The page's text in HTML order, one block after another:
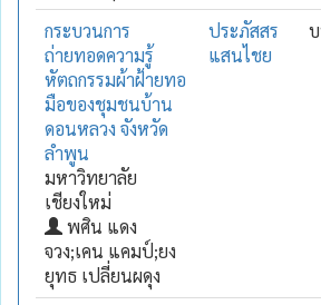
กระบวนการ
ถ่ายทอดความรู้
หัตถกรรมผ้าฝ้ายทอ
มือของชุมชนบ้าน
ดอนหลวง จังหวัด
ลำพูน
มหาวิทยาลัย
เชียงใหม่
พศิน แดง
จวง;เคน แคมป์;ยง
ยุทธ เปลี่ยนผดุง
ประภัสสร
แสนไชย